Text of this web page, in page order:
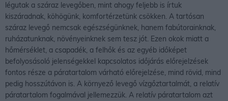
légutak a száraz levegőben, mint ahogy feljebb is írtuk
kiszáradnak, köhögünk, komfortérzetünk csökken. A tartósan
száraz levegő nemcsak egészségünknek, hanem fabútorainknak,
ruházatunknak, növényeinknek sem tesz jót. Ezen okok miatt a
hőmérséklet, a csapadék, a felhők és az egyéb időképet
befolyosásoló jelenségekkel kapcsolatos időjárás előrejelzések
fontos része a páratartalom várható előrejelzése, mind rövid, mind
pedig hosszútávon is. A környező levegő vízgőztartalmát, a relatív
páratartalom fogalmával jellemezzük. A relatív páratartalom azt